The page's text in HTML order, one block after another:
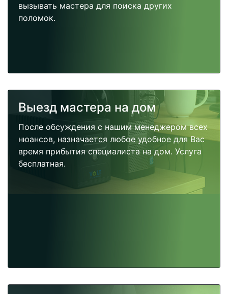
вызывать мастера для поиска других
поломок.
Выезд мастера на дом
После обсуждения с нашим менеджером всех
нюансов, назначается любое удобное для Вас
время прибытия специалиста на дом. Услуга
бесплатная.